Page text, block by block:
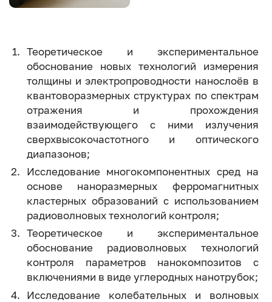
Теоретическое и экспериментальное
обоснование новых технологий измерения
толщины и электропроводности нанослоёв в
квантоворазмерных структурах по спектрам
отражения и прохождения
взаимодействующего с ними излучения
сверхвысокочастотного и оптического
диапазонов;
Исследование многокомпонентных сред на
основе наноразмерных ферромагнитных
кластерных образований с использованием
радиоволновых технологий контроля;
Теоретическое и экспериментальное
обоснование радиоволновых технологий
контроля параметров нанокомпозитов с
включениями в виде углеродных нанотрубок;
Исследование колебательных и волновых